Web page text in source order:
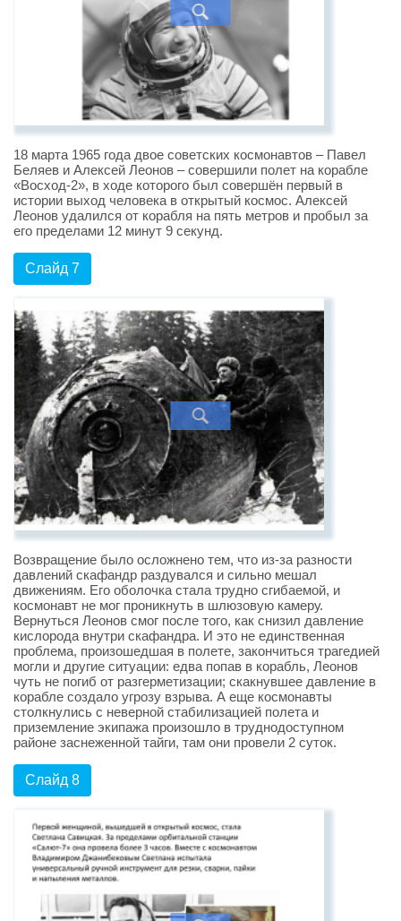
18 марта 1965 года двое советских космонавтов – Павел
Беляев и Алексей Леонов – совершили полет на корабле
«Восход-2», в ходе которого был совершён первый в
истории выход человека в открытый космос. Алексей
Леонов удалился от корабля на пять метров и пробыл за
его пределами 12 минут 9 секунд.
Слайд 7
Возвращение было осложнено тем, что из-за разности
давлений скафандр раздувался и сильно мешал
движениям. Его оболочка стала трудно сгибаемой, и
космонавт не мог проникнуть в шлюзовую камеру.
Вернуться Леонов смог после того, как снизил давление
кислорода внутри скафандра. И это не единственная
проблема, произошедшая в полете, закончиться трагедией
могли и другие ситуации: едва попав в корабль, Леонов
чуть не погиб от разгерметизации; скакнувшее давление в
корабле создало угрозу взрыва. А еще космонавты
столкнулись с неверной стабилизацией полета и
приземление экипажа произошло в труднодоступном
районе заснеженной тайги, там они провели 2 суток.
Слайд 8